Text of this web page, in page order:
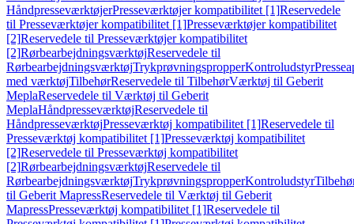
HåndpresseværktøjerPresseværktøjer kompatibilitet [1]Reservedele
til Presseværktøjer kompatibilitet [1]Presseværktøjer kompatibilitet
[2]Reservedele til Presseværktøjer kompatibilitet
[2]RørbearbejdningsværktøjReservedele til
RørbearbejdningsværktøjTrykprøvningspropperKontroludstyr
med værktøjTilbehørReservedele til TilbehørVærktøj til Geberit
MeplaReservedele til Værktøj til Geberit
MeplaHåndpresseværktøjReservedele til
HåndpresseværktøjPresseværktøj kompatibilitet [1]Reservedele til
Presseværktøj kompatibilitet [1]Presseværktøj kompatibilitet
[2]Reservedele til Presseværktøj kompatibilitet
[2]RørbearbejdningsværktøjReservedele til
RørbearbejdningsværktøjTrykprøvningspropperKontroludstyr
til Geberit MapressReservedele til Værktøj til Geberit
MapressPresseværktøj kompatibilitet [1]Reservedele til